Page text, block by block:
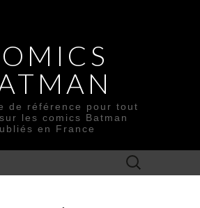
de référence pour tout
les comics Batman
en France
Rechercher :